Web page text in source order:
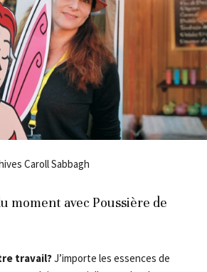
Caroll Sabbagh
moment avec Poussière de
travail?J’importe les essences de